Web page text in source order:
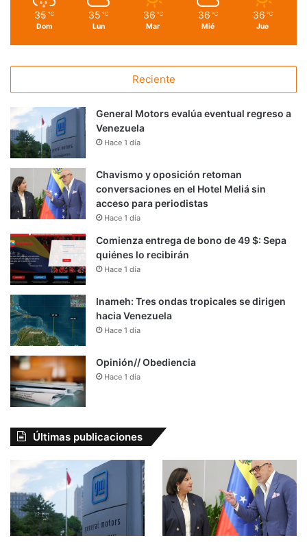
35 ℃
Dom
35 ℃
Lun
36 ℃
Mar
36 ℃
Mié
36 ℃
Jue
Reciente
General Motors evalúa eventual regreso a
Venezuela
Hace 1 día
Chavismo y oposición retoman
conversaciones en el Hotel Meliá sin
acceso para periodistas
Hace 1 día
Comienza entrega de bono de 49 $: Sepa
quiénes lo recibirán
Hace 1 día
Inameh: Tres ondas tropicales se dirigen
hacia Venezuela
Hace 1 día
Opinión// Obediencia
Hace 1 día
Últimas publicaciones